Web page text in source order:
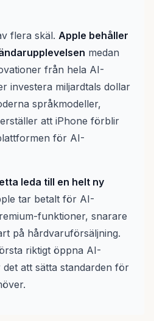
flera skäl. Apple behåller
medan
från hela AI-
investera miljardtals dollar
språkmodeller,
att iPhone förblir
för AI-
leda till en helt ny
tar betalt för AI-
funktioner, snarare
på hårdvaruförsäljning.
riktigt öppna AI-
att sätta standarden för